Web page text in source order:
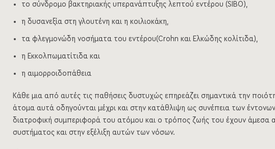
το σύνδρομο βακτηριακής υπερανάπτυξης λεπτού εντέρου (SIBO),
η δυσανεξία στη γλουτένη και η κοιλιοκάκη,
τα φλεγμονώδη νοσήματα του εντέρου(Crohn και Ελκώδης κολίτιδα),
η Εκκολπωματίτιδα και
η αιμορροιδοπάθεια
Κάθε μια από αυτές τις παθήσεις δυστυχώς επηρεάζει σημαντικά την
άτομα αυτά οδηγούνται μέχρι και στην κατάθλιψη ως συνέπεια των
διατροφική συμπεριφορά του ατόμου και ο τρόπος ζωής του έχουν άμεσα
συστήματος και στην εξέλιξη αυτών των νόσων.